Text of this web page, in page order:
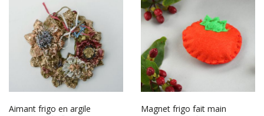
Aimant frigo en argile
Magnet frigo fait main